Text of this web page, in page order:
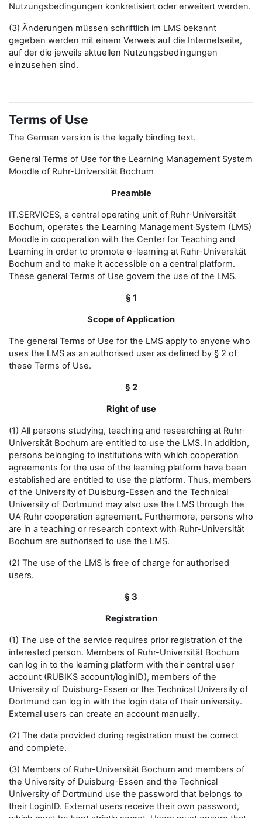
Nutzungsbedingungen konkretisiert oder erweitert werden.
(3) Änderungen müssen schriftlich im LMS bekannt
gegeben werden mit einem Verweis auf die Internetseite,
auf der die jeweils aktuellen Nutzungsbedingungen
einzusehen sind.
Terms of Use
The German version is the legally binding text.
General Terms of Use for the Learning Management System
Moodle of Ruhr-Universität Bochum
Preamble
IT.SERVICES, a central operating unit of Ruhr-Universität
Bochum, operates the Learning Management System (LMS)
Moodle in cooperation with the Center for Teaching and
Learning in order to promote e-learning at Ruhr-Universität
Bochum and to make it accessible on a central platform.
These general Terms of Use govern the use of the LMS.
§ 1
Scope of Application
The general Terms of Use for the LMS apply to anyone who
uses the LMS as an authorised user as defined by § 2 of
these Terms of Use.
§ 2
Right of use
(1) All persons studying, teaching and researching at Ruhr-
Universität Bochum are entitled to use the LMS. In addition,
persons belonging to institutions with which cooperation
agreements for the use of the learning platform have been
established are entitled to use the platform. Thus, members
of the University of Duisburg-Essen and the Technical
University of Dortmund may also use the LMS through the
UA Ruhr cooperation agreement. Furthermore, persons who
are in a teaching or research context with Ruhr-Universität
Bochum are authorised to use the LMS.
(2) The use of the LMS is free of charge for authorised
users.
§ 3
Registration
(1) The use of the service requires prior registration of the
interested person. Members of Ruhr-Universität Bochum
can log in to the learning platform with their central user
account (RUBIKS account/loginID), members of the
University of Duisburg-Essen or the Technical University of
Dortmund can log in with the login data of their university.
External users can create an account manually.
(2) The data provided during registration must be correct
and complete.
(3) Members of Ruhr-Universität Bochum and members of
the University of Duisburg-Essen and the Technical
University of Dortmund use the password that belongs to
their LoginID. External users receive their own password,